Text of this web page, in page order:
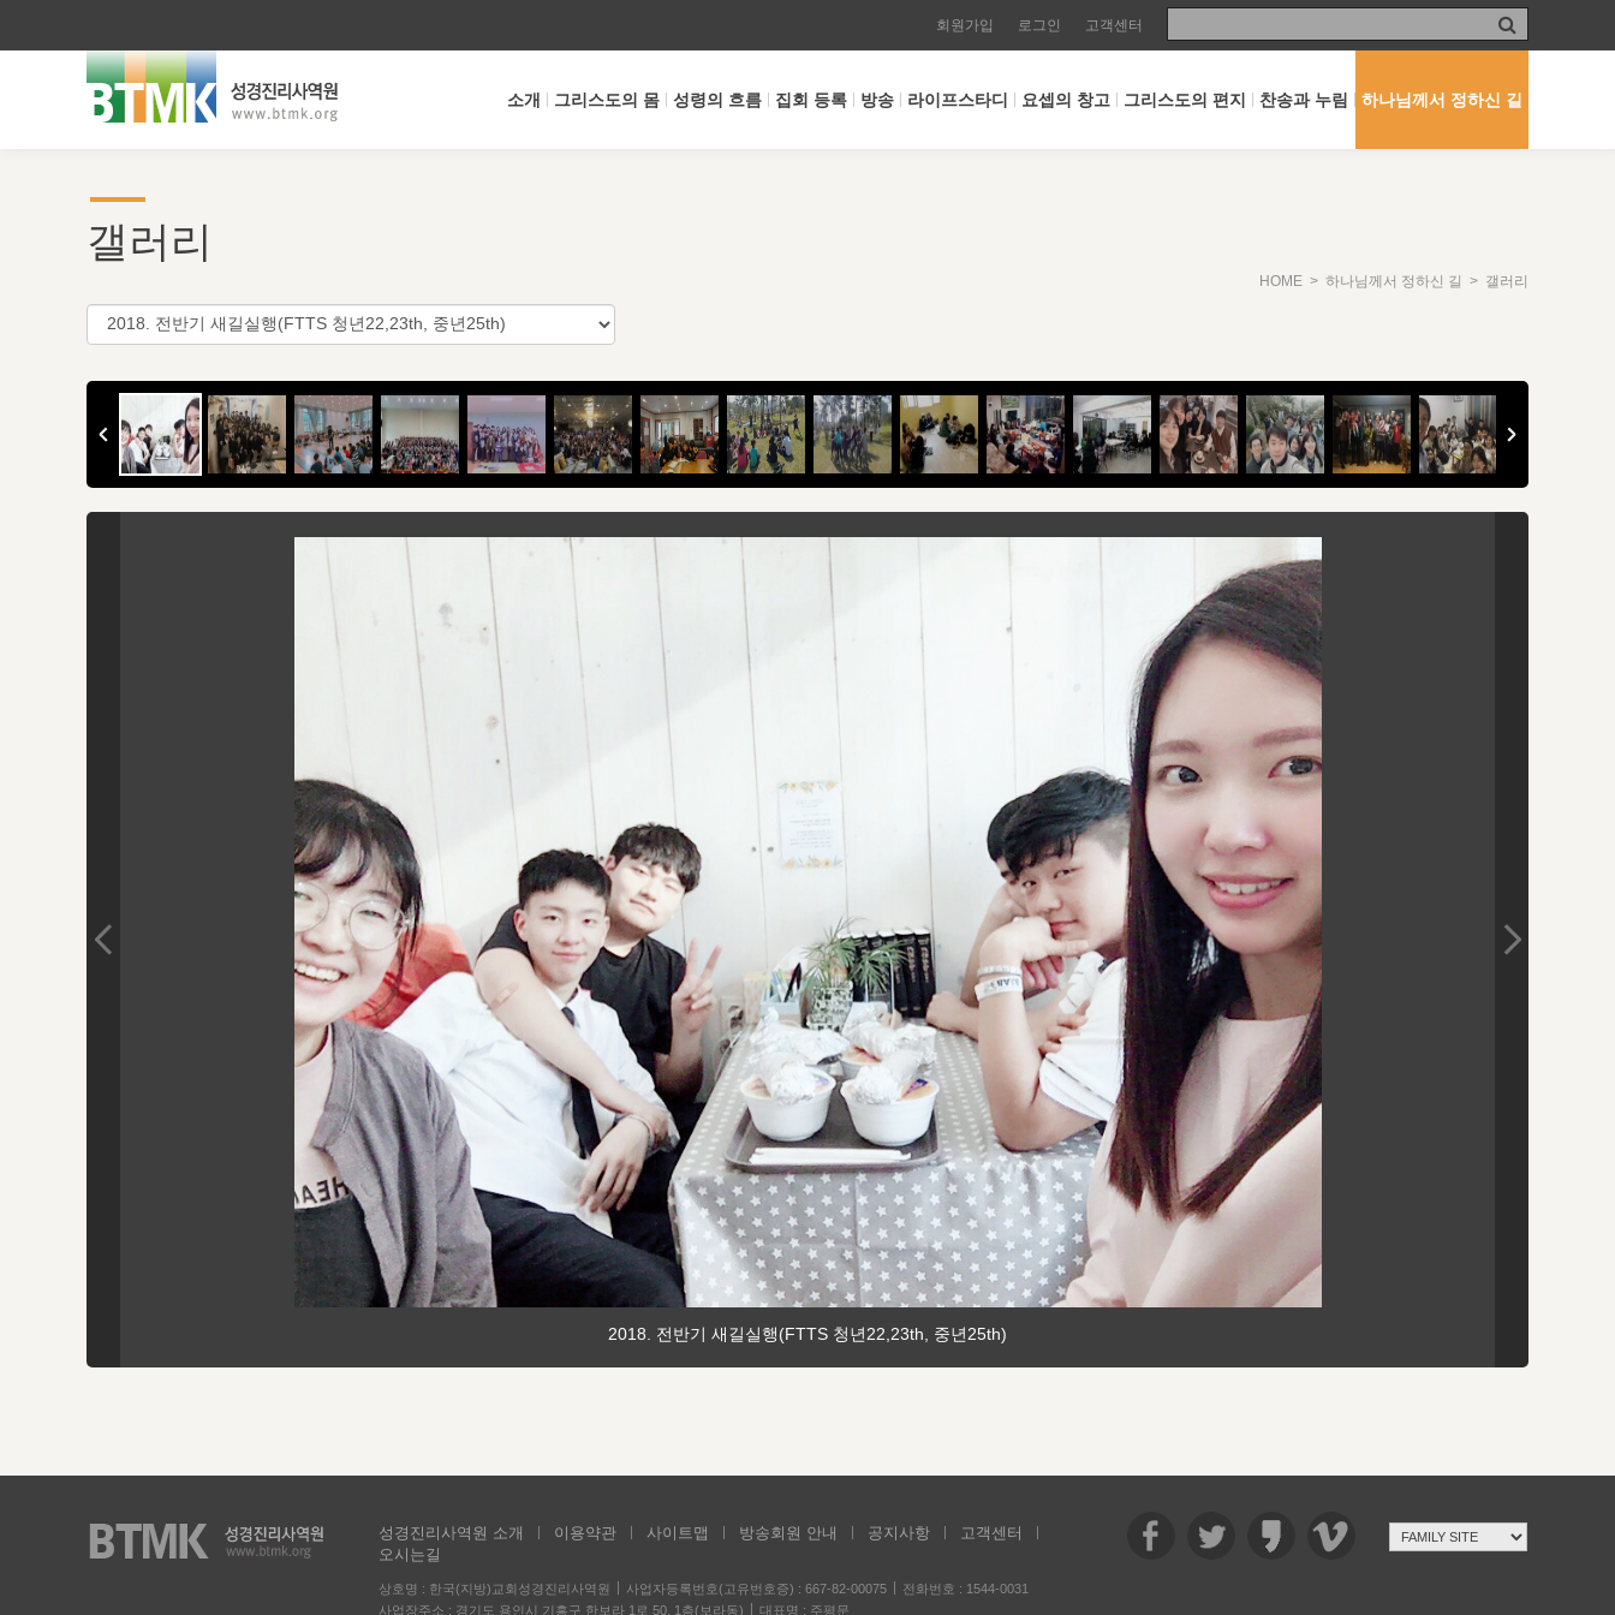
회원가입 로그인 고객센터
소개 그리스도의 몸 성령의 흐름 집회 등록 방송 라이프스타디 요셉의 창고 그리스도의 편지 찬송과 누림 하나님께서 정하신 길
갤러리
HOME > 하나님께서 정하신 길 > 갤러리
2018. 전반기 새길실행(FTTS 청년22,23th, 중년25th)
성경진리사역원 소개 이용약관 사이트맵 방송회원 안내 공지사항
고객센터
오시는길
상호명 : 한국(지방)교회성경진리사역원 사업자등록번호(고유번호증) : 667-82-00075
전화번호 : 1544-0031
사업장주소 : 경기도 용인시 기흥구 한보라 1로 50, 1층(보라동)
대표명 : 주평문